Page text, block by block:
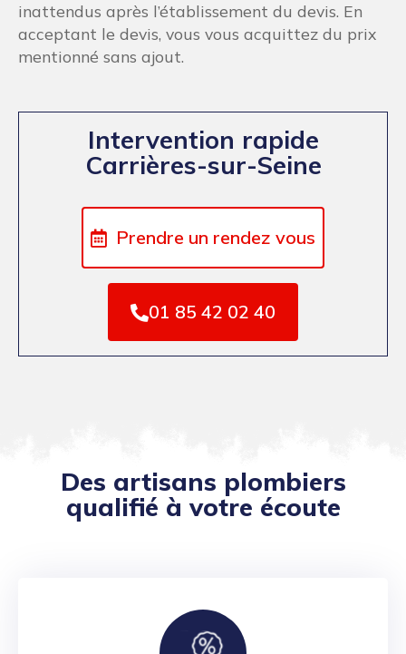
inattendus après l’établissement du devis. En
acceptant le devis, vous vous acquittez du prix
mentionné sans ajout.
Intervention rapide
Carrières-sur-Seine
Prendre un rendez vous
01 85 42 02 40
Des artisans plombiers
qualifié à votre écoute